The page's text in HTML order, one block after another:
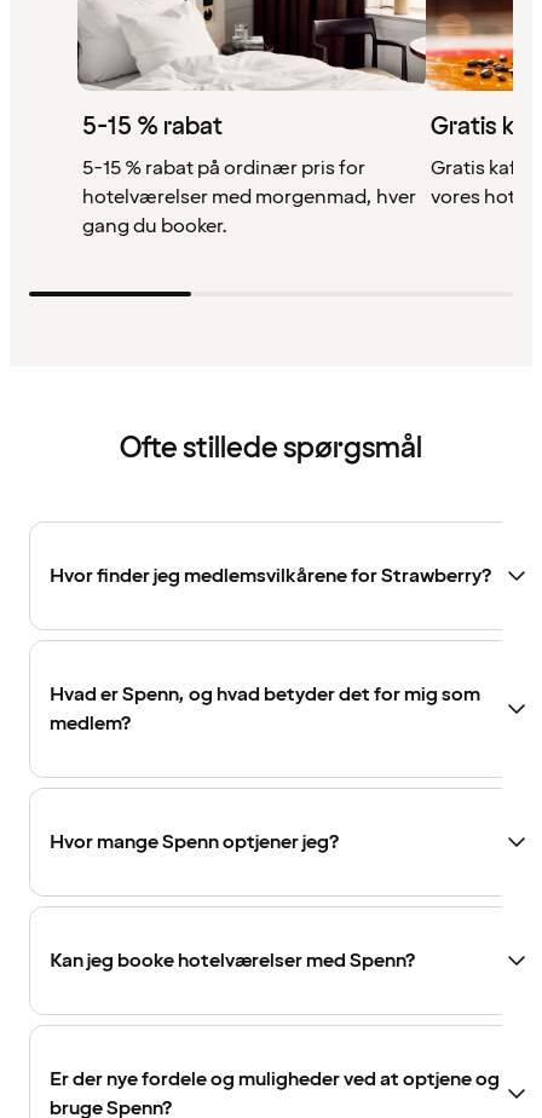
5-15 % rabat
5-15 % rabat på ordinær pris for
hotelværelser med morgenmad, hver
gang du booker.
Gratis
Gratis
vores
Ofte stillede spørgsmål
Hvor finder jeg medlemsvilkårene for Strawberry?
Hvad er Spenn, og hvad betyder det for mig som
medlem?
Hvor mange Spenn optjener jeg?
Kan jeg booke hotelværelser med Spenn?
Er der nye fordele og muligheder ved at optjene og
bruge Spenn?